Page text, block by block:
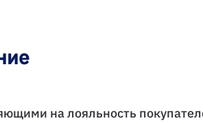
на лояльность